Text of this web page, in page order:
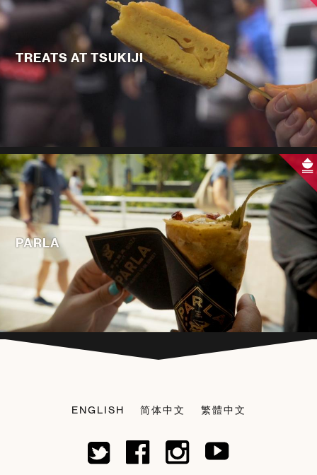
TREATS AT TSUKIJI
PARLA
ENGLISH 简体中文 繁體中文